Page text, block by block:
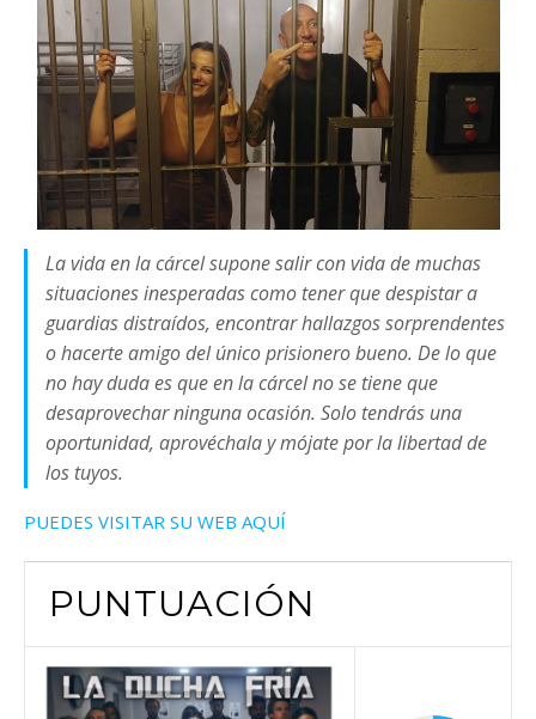
La vida en la cárcel supone salir con vida de muchas
situaciones inesperadas como tener que despistar a
guardias distraídos, encontrar hallazgos sorprendentes
o hacerte amigo del único prisionero bueno. De lo que
no hay duda es que en la cárcel no se tiene que
desaprovechar ninguna ocasión. Solo tendrás una
oportunidad, aprovéchala y mójate por la libertad de
los tuyos.
PUEDES VISITAR SU WEB AQUÍ
PUNTUACIÓN